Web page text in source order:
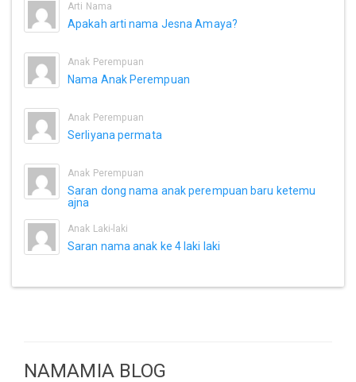
Arti Nama
Apakah arti nama Jesna Amaya?
Anak Perempuan
Nama Anak Perempuan
Anak Perempuan
Serliyana permata
Anak Perempuan
Saran dong nama anak perempuan baru ketemu
ajna
Anak Laki-laki
Saran nama anak ke 4 laki laki
NAMAMIA BLOG